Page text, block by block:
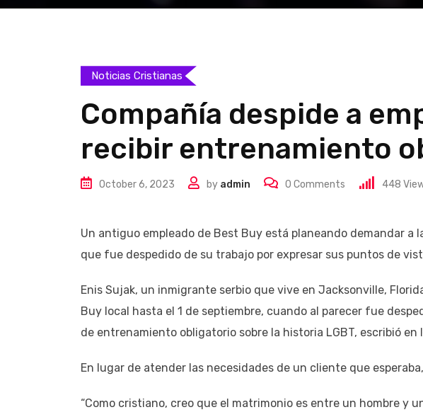
Noticias Cristianas
Compañía despide a
recibir entrenamiento
October 6, 2023 by admin 0 Comments 448
Un antiguo empleado de Best Buy está planeando demandar a
que fue despedido de su trabajo por expresar sus puntos de
Enis Sujak, un inmigrante serbio que vive en Jacksonville,
Buy local hasta el 1 de septiembre, cuando al parecer fue
de entrenamiento obligatorio sobre la historia LGBT, escribió en
En lugar de atender las necesidades de un cliente que
“Como cristiano, creo que el matrimonio es entre un hombre y